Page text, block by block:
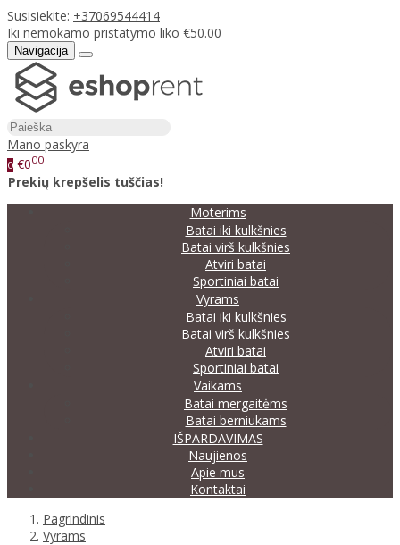
Susisiekite: +37069544414
Iki nemokamo pristatymo liko €50.00
Navigacija
Mano paskyra
0 €000
Prekių krepšelis tuščias!
Moterims
Batai iki kulkšnies
Batai virš kulkšnies
Atviri batai
Sportiniai batai
Vyrams
Batai iki kulkšnies
Batai virš kulkšnies
Atviri batai
Sportiniai batai
Vaikams
Batai mergaitėms
Batai berniukams
IŠPARDAVIMAS
Naujienos
Apie mus
Kontaktai
Pagrindinis
Vyrams